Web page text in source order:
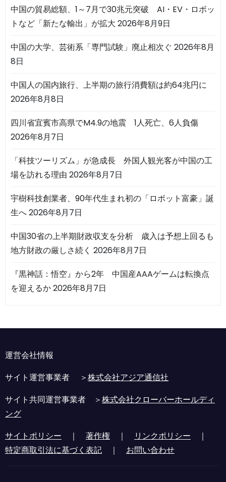
中国の貿易総額、1～7月で30兆元突破 AI・EV・ロボッ
トなど「新たな輸出」が拡大 2026年8月9日
中国の大学、芸術系「専門試験」廃止相次ぐ 2026年8月
8日
中国人の国内旅行、上半期の旅行消費額は約64兆円に
2026年8月8日
四川省宜賓市高県でM4.9の地震 1人死亡、6人負傷
2026年8月7日
「科技ツーリズム」が急成長 外国人観光客が中国の工
場を訪れる理由 2026年8月7日
宇樹科技創業者、90年代生まれ初の「ロボット富豪」誕
生へ2026年8月7日
中国30省の上半期財政収支を分析 歳入は予想上回るも
地方財政の厳しさ続く 2026年8月7日
『黒神話：悟空』から2年 中国産AAAゲームは転換点
を迎えるか2026年8月7日
運営会社情報
サイト運営事業者 ＞株式会社アジア通信社
サイト共同運営事業者 ＞株式会社クローバーホールディ
ング
サイトポリシー ｜ 著作権 ｜ リンクポリシー ｜
特定商取引法に基づく表記 ｜ お問い合わせ